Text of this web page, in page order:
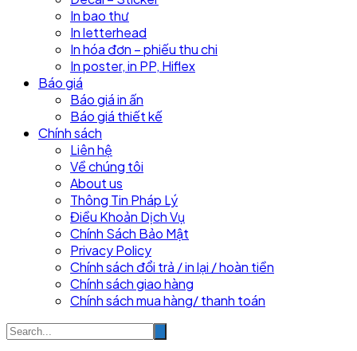
In bao thư
In letterhead
In hóa đơn – phiếu thu chi
In poster, in PP, Hiflex
Báo giá
Báo giá in ấn
Báo giá thiết kế
Chính sách
Liên hệ
Về chúng tôi
About us
Thông Tin Pháp Lý
Điều Khoản Dịch Vụ
Chính Sách Bảo Mật
Privacy Policy
Chính sách đổi trả / in lại / hoàn tiền
Chính sách giao hàng
Chính sách mua hàng/ thanh toán